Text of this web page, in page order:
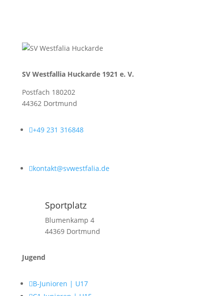
SV Westfallia Huckarde 1921 e. V.
Postfach 180202
44362 Dortmund
+49 231 316848
kontakt@svwestfalia.de
Sportplatz
Blumenkamp 4
44369 Dortmund
Jugend
B-Junioren | U17